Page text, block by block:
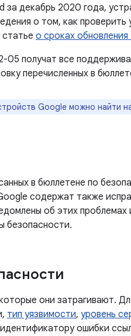
за декабрь 2020 года,
о том, как проверить
о сроках
05 получат все
перечисленных в
Google можно найти
в бюллетене по
содержат также
об этих проблемах
безопасности.
они затрагивают.
тип уязвимости, уровень
ошибки